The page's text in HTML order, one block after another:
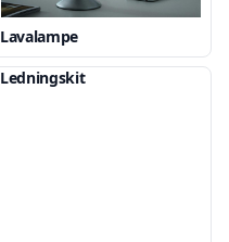
Lavalampe
Ledningskit